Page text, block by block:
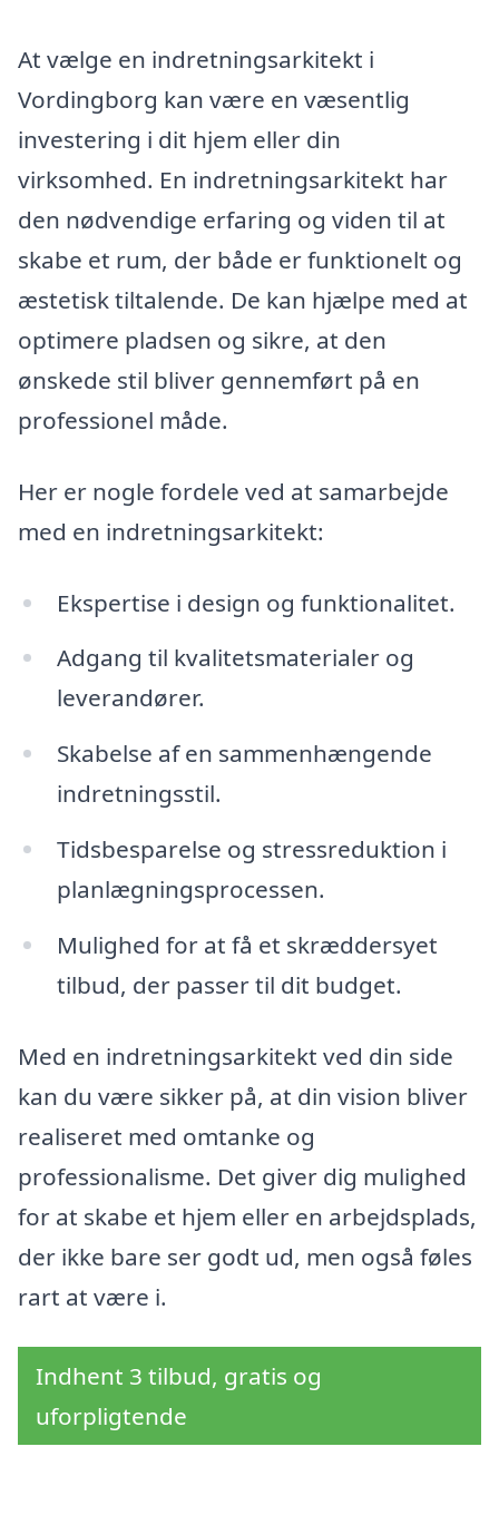
At vælge en indretningsarkitekt i
Vordingborg kan være en væsentlig
investering i dit hjem eller din
virksomhed. En indretningsarkitekt har
den nødvendige erfaring og viden til at
skabe et rum, der både er funktionelt og
æstetisk tiltalende. De kan hjælpe med at
optimere pladsen og sikre, at den
ønskede stil bliver gennemført på en
professionel måde.
Her er nogle fordele ved at samarbejde
med en indretningsarkitekt:
Ekspertise i design og funktionalitet.
Adgang til kvalitetsmaterialer og
leverandører.
Skabelse af en sammenhængende
indretningsstil.
Tidsbesparelse og stressreduktion i
planlægningsprocessen.
Mulighed for at få et skræddersyet
tilbud, der passer til dit budget.
Med en indretningsarkitekt ved din side
kan du være sikker på, at din vision bliver
realiseret med omtanke og
professionalisme. Det giver dig mulighed
for at skabe et hjem eller en arbejdsplads,
der ikke bare ser godt ud, men også føles
rart at være i.
Indhent 3 tilbud, gratis og
uforpligtende